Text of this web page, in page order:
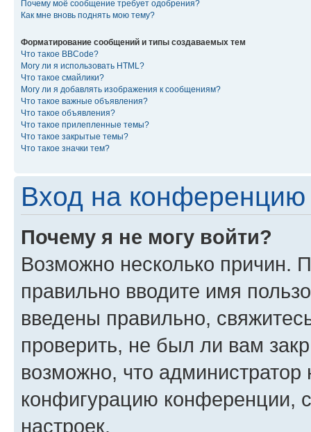
Почему моё сообщение требует одобрения?
Как мне вновь поднять мою тему?
Форматирование сообщений и типы создаваемых тем
Что такое BBCode?
Могу ли я использовать HTML?
Что такое смайлики?
Могу ли я добавлять изображения к сообщениям?
Что такое важные объявления?
Что такое объявления?
Что такое прилепленные темы?
Что такое закрытые темы?
Что такое значки тем?
Вход на конференцию
Почему я не могу войти?
Возможно несколько причин.
правильно вводите имя
введены правильно,
проверить, не был ли вам
возможно, что администратор
конфигурацию конференции,
настроек.